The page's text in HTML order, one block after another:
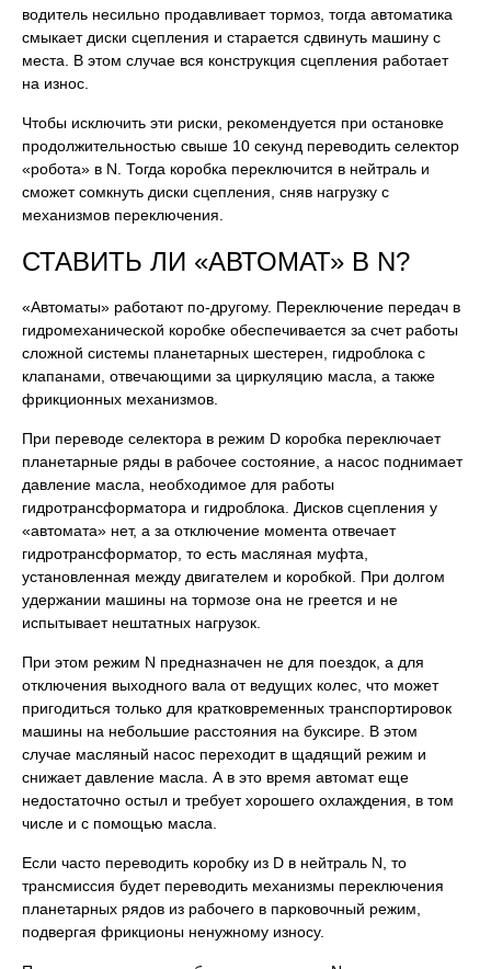
водитель несильно продавливает тормоз, тогда автоматика
смыкает диски сцепления и старается сдвинуть машину с
места. В этом случае вся конструкция сцепления работает
на износ.
Чтобы исключить эти риски, рекомендуется при остановке
продолжительностью свыше 10 секунд переводить селектор
«робота» в N. Тогда коробка переключится в нейтраль и
сможет сомкнуть диски сцепления, сняв нагрузку с
механизмов переключения.
СТАВИТЬ ЛИ «АВТОМАТ» В N?
«Автоматы» работают по-другому. Переключение передач в
гидромеханической коробке обеспечивается за счет работы
сложной системы планетарных шестерен, гидроблока с
клапанами, отвечающими за циркуляцию масла, а также
фрикционных механизмов.
При переводе селектора в режим D коробка переключает
планетарные ряды в рабочее состояние, а насос поднимает
давление масла, необходимое для работы
гидротрансформатора и гидроблока. Дисков сцепления у
«автомата» нет, а за отключение момента отвечает
гидротрансформатор, то есть масляная муфта,
установленная между двигателем и коробкой. При долгом
удержании машины на тормозе она не греется и не
испытывает нештатных нагрузок.
При этом режим N предназначен не для поездок, а для
отключения выходного вала от ведущих колес, что может
пригодиться только для кратковременных транспортировок
машины на небольшие расстояния на буксире. В этом
случае масляный насос переходит в щадящий режим и
снижает давление масла. А в это время автомат еще
недостаточно остыл и требует хорошего охлаждения, в том
числе и с помощью масла.
Если часто переводить коробку из D в нейтраль N, то
трансмиссия будет переводить механизмы переключения
планетарных рядов из рабочего в парковочный режим,
подвергая фрикционы ненужному износу.